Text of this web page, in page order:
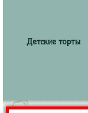
Детские торты